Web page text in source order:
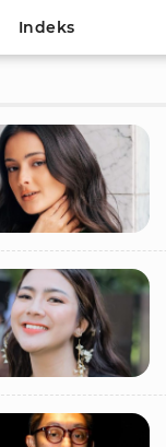
Indeks